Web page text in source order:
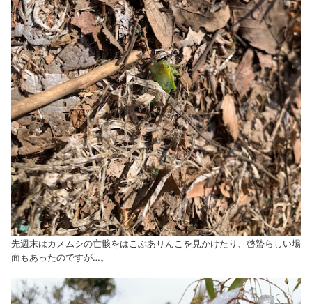
先週末はカメムシの亡骸をはこぶありんこを見かけたり、啓蟄らしい場
面もあったのですが…。